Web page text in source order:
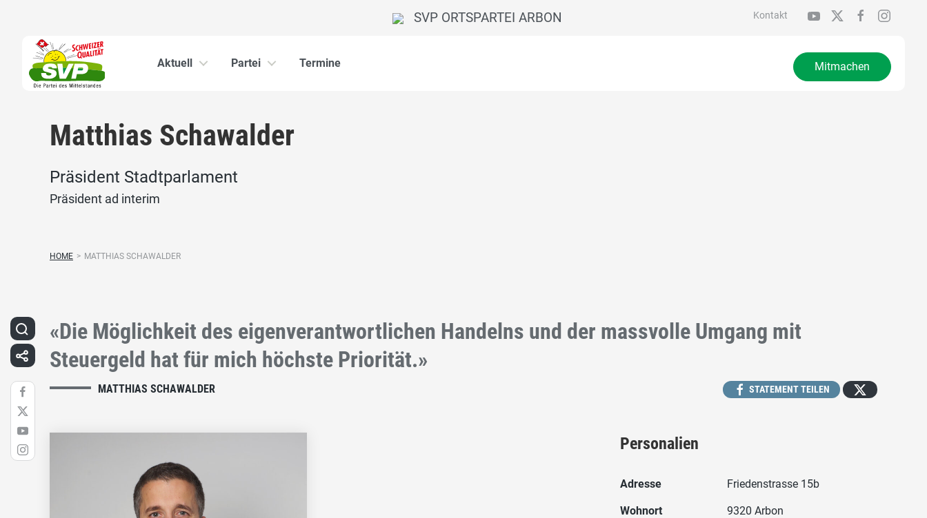
Kontakt
SVP ORTSPARTEI ARBON
Aktuell Partei Termine Mitmachen
Matthias Schawalder
Präsident Stadtparlament
Präsident ad interim
HOME > MATTHIAS SCHAWALDER
«Die Möglichkeit des eigenverantwortlichen Handelns und der massvolle Umgang mit
Steuergeld hat für mich höchste Priorität.»
MATTHIAS SCHAWALDER STATEMENT TEILEN
Personalien
Adresse Friedenstrasse 15b
Wohnort 9320 Arbon